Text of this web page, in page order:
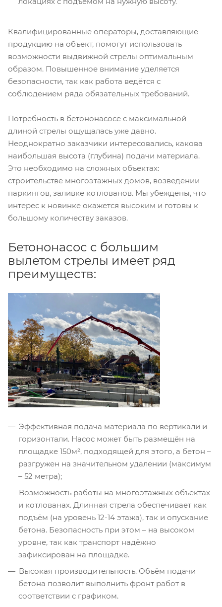
Квалифицированные операторы, доставляющие
продукцию на объект, помогут использовать
возможности выдвижной стрелы оптимальным
образом. Повышенное внимание уделяется
безопасности, так как работа ведётся с
соблюдением ряда обязательных требований.
Потребность в бетононасосе с максимальной
длиной стрелы ощущалась уже давно.
Неоднократно заказчики интересовались, какова
наибольшая высота (глубина) подачи материала.
Это необходимо на сложных объектах:
строительстве многоэтажных домов, возведении
паркингов, заливке котлованов. Мы убеждены, что
интерес к новинке окажется высоким и готовы к
большому количеству заказов.
Бетононасос с большим
вылетом стрелы имеет ряд
преимуществ:
Эффективная подача материала по вертикали и
горизонтали. Насос может быть размещён на
площадке 150м², подходящей для этого, а бетон –
разгружен на значительном удалении (максимум
– 52 метра);
Возможность работы на многоэтажных объектах
и котлованах. Длинная стрела обеспечивает как
подъём (на уровень 12-14 этажа), так и опускание
бетона. Безопасность при этом – на высоком
уровне, так как транспорт надёжно
зафиксирован на площадке.
Высокая производительность. Объём подачи
бетона позволит выполнить фронт работ в
соответствии с графиком.